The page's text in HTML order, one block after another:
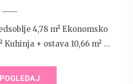
4,78 m² Ekonomsko
Kuhinja + ostava 10,66 m² …
POGLEDAJ